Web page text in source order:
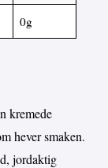
0g
kremede
hever smaken.
jordaktig